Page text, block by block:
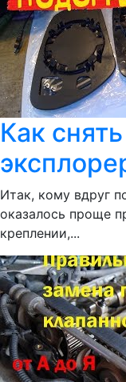
Как
Итак, кому вдруг
оказалось проще
креплении,...